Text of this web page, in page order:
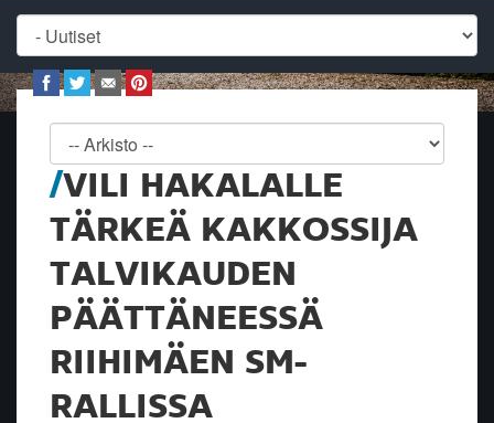
VILI HAKALALLE
TÄRKEÄ KAKKOSSIJA
TALVIKAUDEN
PÄÄTTÄNEESSÄ
RIIHIMÄEN SM-
RALLISSA